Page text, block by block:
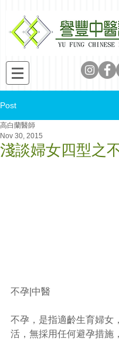
Post
淺談婦女四型之
高白蘭醫師
Nov 30, 2015
不孕|中醫
不孕，是指適齡生育婦女
活，無採用任何避孕措施